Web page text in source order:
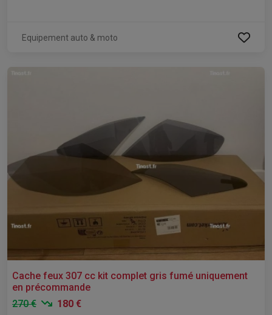
Equipement auto & moto
Cache feux 307 cc kit complet gris fumé uniquement
en précommande
270 €
180 €